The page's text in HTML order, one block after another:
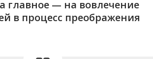
главное — на вовлечение
в процесс преображения